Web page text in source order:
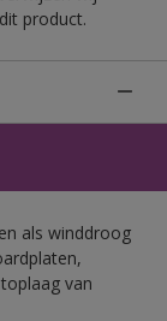
product.
als winddroog
van